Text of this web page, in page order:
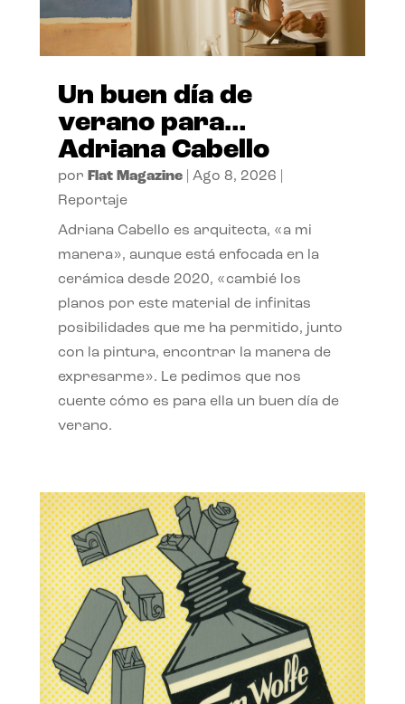
Un buen día de
verano para…
Adriana Cabello
por Flat Magazine| Ago 8, 2026
Reportaje
Adriana Cabello es arquitecta, «a mi
manera», aunque está enfocada en la
cerámica desde 2020, «cambié los
planos por este material de infinitas
posibilidades que me ha permitido, junto
con la pintura, encontrar la manera de
expresarme». Le pedimos que nos
cuente cómo es para ella un buen día de
verano.